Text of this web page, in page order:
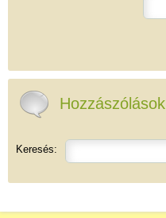
Hozzászólások
Keresés: